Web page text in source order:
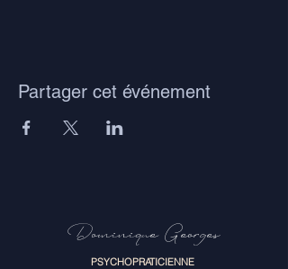
Partager cet événement
Dominique Georges
PSYCHOPRATICIENNE